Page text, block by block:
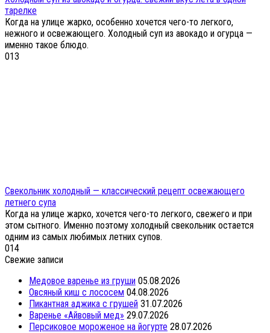
тарелке
Когда на улице жарко, особенно хочется чего-то легкого,
нежного и освежающего. Холодный суп из авокадо и огурца —
именно такое блюдо.
013
Свекольник холодный — классический рецепт освежающего
летнего супа
Когда на улице жарко, хочется чего-то легкого, свежего и при
этом сытного. Именно поэтому холодный свекольник остается
одним из самых любимых летних супов.
014
Свежие записи
Медовое варенье из груши 05.08.2026
Овсяный киш с лососем 04.08.2026
Пикантная аджика с грушей 31.07.2026
Варенье «Айвовый мед» 29.07.2026
Персиковое мороженое на йогурте 28.07.2026